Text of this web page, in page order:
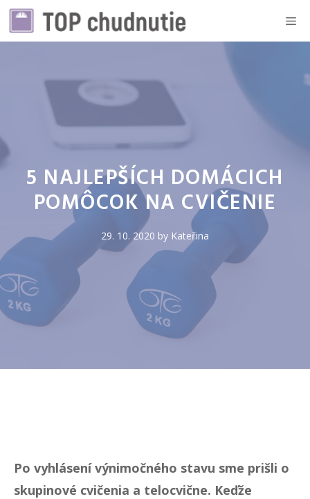
Preskočiť
na
5 NAJLEPŠÍCH DOMÁCICH
POMÔCOK NA CVIČENIE
29. 10. 2020 by Kateřina
Po vyhlásení výnimočného stavu sme prišli o
skupinové cvičenia a telocvične. Keďže